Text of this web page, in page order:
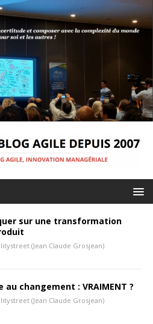
sur une transformation
(Jean Claude Grosjean)
au changement : VRAIMENT ?
(Jean Claude Grosjean)